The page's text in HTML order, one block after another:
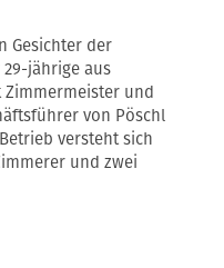
Gesichter der
29-jährige aus
und
von Pöschl
versteht sich
und zwei